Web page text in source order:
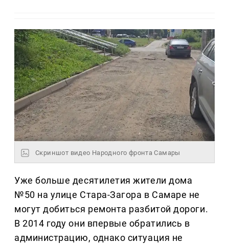
Скриншот видео Народного фронта Самары
Уже больше десятилетия жители дома
№50 на улице Стара-Загора в Самаре не
могут добиться ремонта разбитой дороги.
В 2014 году они впервые обратились в
администрацию, однако ситуация не